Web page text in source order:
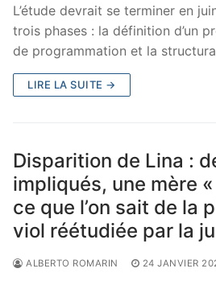
L’étude devrait se terminer en
trois phases : la définition d’un
de programmation et la
LIRE LA SUITE →
Disparition de Lina :
impliqués, une mère
ce que l’on sait de la
viol réétudiée par la
ALBERTO ROMARIN 24 JANVIER